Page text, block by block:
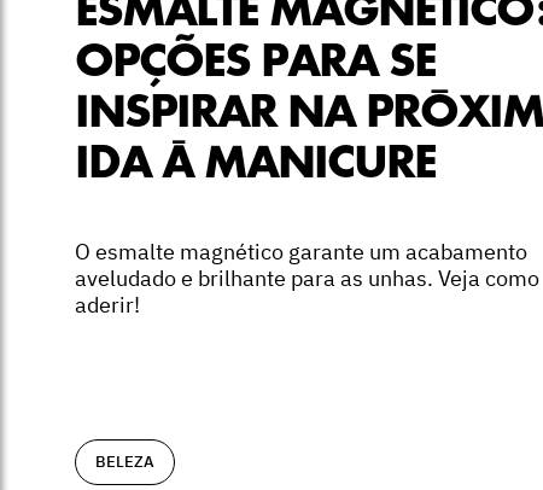
ESMALTE
OPÇÕES PARA SE
INSPIRAR NA
IDA À MANICURE
O esmalte magnético garante um acabamento
aveludado e brilhante para as unhas. Veja como
aderir!
BELEZA